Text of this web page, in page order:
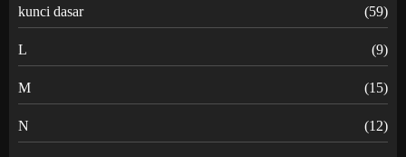
kunci dasar (59)
L (9)
M (15)
N (12)